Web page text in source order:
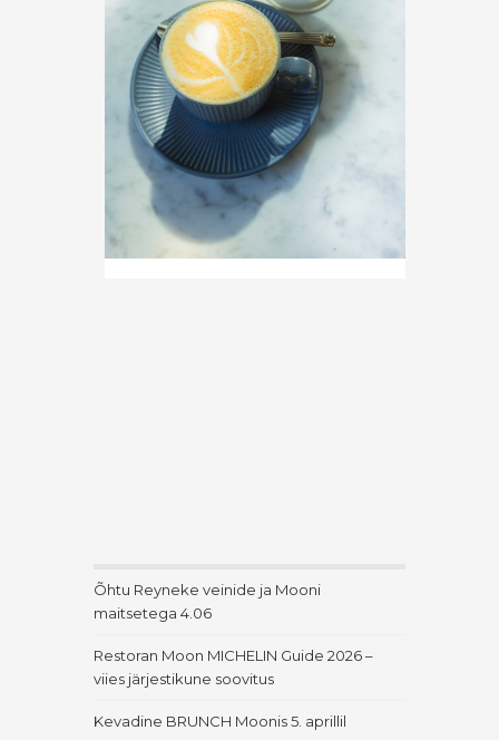
Õhtu Reyneke veinide ja Mooni
maitsetega 4.06
Restoran Moon MICHELIN Guide 2026 –
viies järjestikune soovitus
Kevadine BRUNCH Moonis 5. aprillil